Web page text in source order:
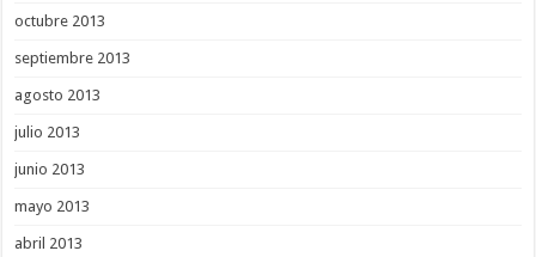
octubre 2013
septiembre 2013
agosto 2013
julio 2013
junio 2013
mayo 2013
abril 2013